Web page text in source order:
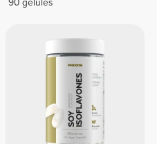
90 gélules